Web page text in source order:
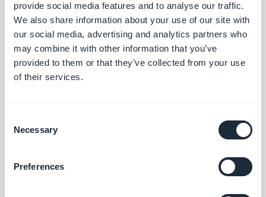
provide social media features and to analyse our traffic.
We also share information about your use of our site with
our social media, advertising and analytics partners who
may combine it with other information that you’ve
provided to them or that they’ve collected from your use
of their services.
Selection
Necessary
Preferences
quelqu'un qui souhaite créer une
app ?
Mon conseil serait de se concentrer sur le contenu
et le design. Quand vous créez une app, vous
valeur qu'elle propose. Je suis très reconnaissant
et abordable, car sans GoodBarber, je n'aurais pas